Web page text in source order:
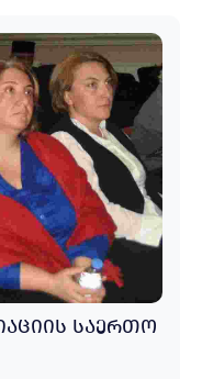
ᲡᲐᲔᲠᲗᲝ